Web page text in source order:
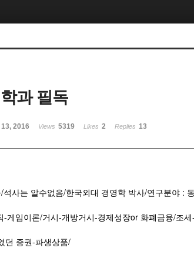
과 필독
2016 Views 5319 Likes 2 Replies 13
사는 알수없음/한국외대 경영학 박사/연구분야 :
게임이론/거시-개방거시-경제성장or 화폐금융/조
증권-파생상품/